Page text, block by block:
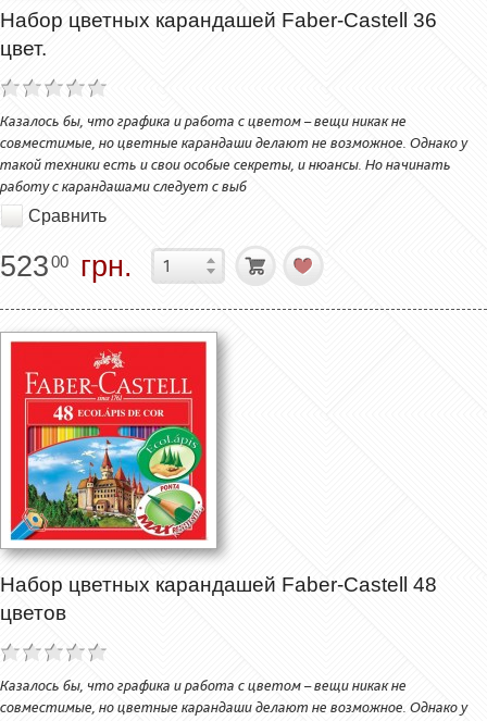
Набор цветных карандашей Faber-Castell 36
цвет.
Казалось бы, что графика и работа с цветом – вещи никак не
совместимые, но цветные карандаши делают не возможное. Однако у
такой техники есть и свои особые секреты, и нюансы. Но начинать
работу с карандашами следует с выб
Сравнить
52300 грн.
Набор цветных карандашей Faber-Castell 48
цветов
Казалось бы, что графика и работа с цветом – вещи никак не
совместимые, но цветные карандаши делают не возможное. Однако у